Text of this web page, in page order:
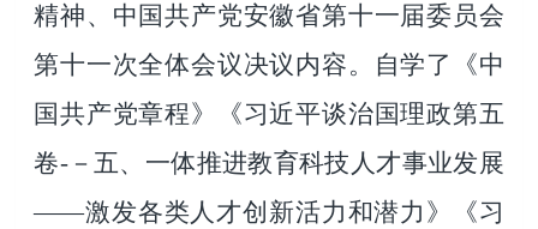
精神、中国共产党安徽省第十一届委员会
第十一次全体会议决议内容。自学了《中
国共产党章程》《习近平谈治国理政第五
卷-－五、一体推进教育科技人才事业发展
——激发各类人才创新活力和潜力》《习